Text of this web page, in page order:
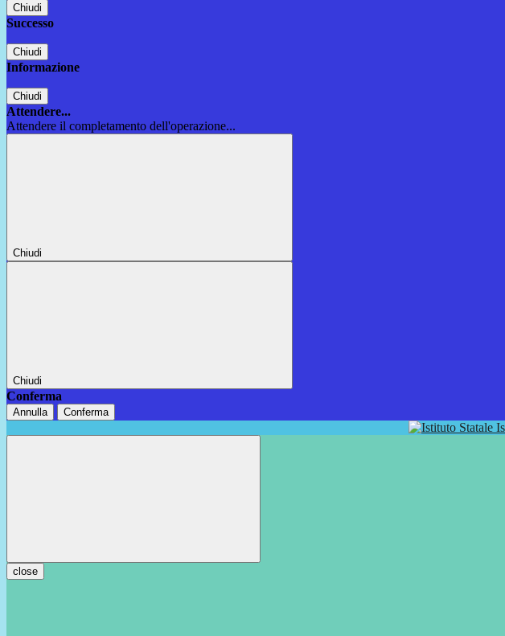
Chiudi
Successo
Chiudi
Informazione
Chiudi
Attendere...
Attendere il completamento dell'operazione...
Chiudi
Chiudi
Conferma
Annulla Conferma
close